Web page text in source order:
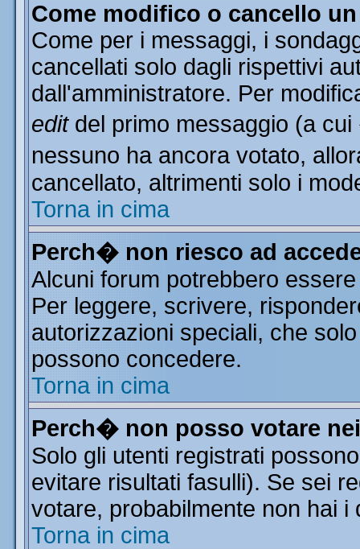
Come modifico o cancello
Come per i messaggi, i
cancellati solo dagli rispettivi
dall'amministratore. Per
editdel primo messaggio (a
nessuno ha ancora votato,
cancellato, altrimenti solo i
Torna in cima
Perch� non riesco ad
Alcuni forum potrebbero
Per leggere, scrivere,
autorizzazioni speciali, che
possono concedere.
Torna in cima
Perch� non posso votare
Solo gli utenti registrati
evitare risultati fasulli). Se sei
votare, probabilmente non hai
Torna in cima